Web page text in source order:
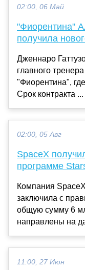
02:00, 06 Май
"Фиорентина"
получила
Дженнаро
главного
"Фиорентина",
Срок контракта ...
02:00, 05 Авг
SpaceX
программе
Компания
заключила с
общую сумму 6
направлены на
11:00, 27 Июн